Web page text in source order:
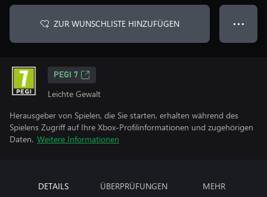
ZUR WUNSCHLISTE HINZUFÜGEN ● ● ●
PEGI 7
Leichte Gewalt
Herausgeber von Spielen, die Sie starten, erhalten während des
Spielens Zugriff auf Ihre Xbox-Profilinformationen und zugehörigen
Daten. Weitere Informationen
DETAILS ÜBERPRÜFUNGEN MEHR